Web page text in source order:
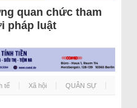
quan chức tham
pháp luật
tế Xã hội QUÂN SỰ